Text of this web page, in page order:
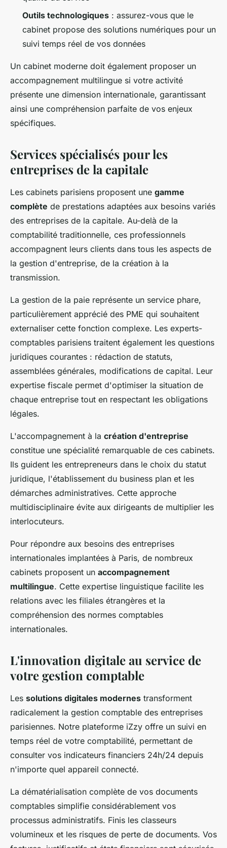
Outils technologiques : assurez-vous que le
cabinet propose des solutions numériques pour un
suivi temps réel de vos données
Un cabinet moderne doit également proposer un
accompagnement multilingue si votre activité
présente une dimension internationale, garantissant
ainsi une compréhension parfaite de vos enjeux
spécifiques.
Services spécialisés pour les
entreprises de la capitale
Les cabinets parisiens proposent une gamme
complète de prestations adaptées aux besoins variés
des entreprises de la capitale. Au-delà de la
comptabilité traditionnelle, ces professionnels
accompagnent leurs clients dans tous les aspects de
la gestion d'entreprise, de la création à la
transmission.
La gestion de la paie représente un service phare,
particulièrement apprécié des PME qui souhaitent
externaliser cette fonction complexe. Les experts-
comptables parisiens traitent également les questions
juridiques courantes : rédaction de statuts,
assemblées générales, modifications de capital. Leur
expertise fiscale permet d'optimiser la situation de
chaque entreprise tout en respectant les obligations
légales.
L'accompagnement à la création d'entreprise
constitue une spécialité remarquable de ces cabinets.
Ils guident les entrepreneurs dans le choix du statut
juridique, l'établissement du business plan et les
démarches administratives. Cette approche
multidisciplinaire évite aux dirigeants de multiplier les
interlocuteurs.
Pour répondre aux besoins des entreprises
internationales implantées à Paris, de nombreux
cabinets proposent un accompagnement
multilingue. Cette expertise linguistique facilite les
relations avec les filiales étrangères et la
compréhension des normes comptables
internationales.
L'innovation digitale au service de
votre gestion comptable
Les solutions digitales modernes transforment
radicalement la gestion comptable des entreprises
parisiennes. Notre plateforme iZzy offre un suivi en
temps réel de votre comptabilité, permettant de
consulter vos indicateurs financiers 24h/24 depuis
n'importe quel appareil connecté.
La dématérialisation complète de vos documents
comptables simplifie considérablement vos
processus administratifs. Finis les classeurs
volumineux et les risques de perte de documents. Vos